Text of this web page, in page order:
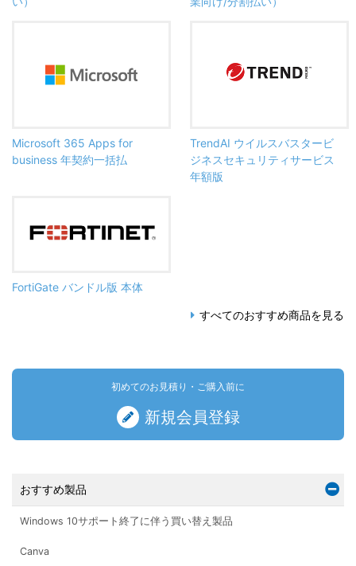
Microsoft 365 Apps for
business 年契約一括払
TrendAI ウイルスバスタービ
ジネスセキュリティサービス
年額版
FortiGate バンドル版 本体
すべてのおすすめ商品を見る
初めてのお見積り・ご購入前に
新規会員登録
おすすめ製品
Windows 10サポート終了に伴う買い替え製品
Canva